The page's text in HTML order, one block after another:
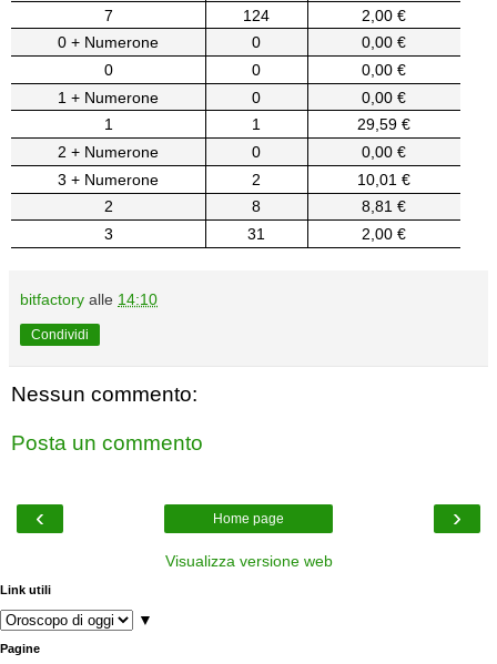
7
124
2,00 €
0 + Numerone
0
0,00 €
0
0
0,00 €
1 + Numerone
0
0,00 €
1
1
29,59 €
2 + Numerone
0
0,00 €
3 + Numerone
2
10,01 €
2
8
8,81 €
3
31 2,00 €
bitfactory alle 14:10
Condividi
Nessun commento:
Posta un commento
‹ ›
Home page
Visualizza versione web
Link utili
▼
Pagine